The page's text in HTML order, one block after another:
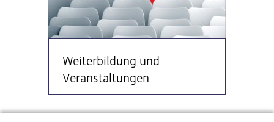
Weiterbildung und
Veranstaltungen